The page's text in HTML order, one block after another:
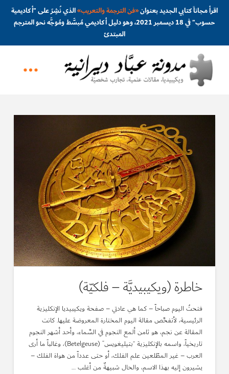
اقرأ مجاناً كتابي الجديد بعنوان«فن الترجمة والتعريب»الذي نُشِرَ على "أكاديمية
حسوب" في 18 ديسمبر 2021، وهو دليل أكاديمي مُبسَّط ومُوجَّه نحو المترجم
المبتدئ
خاطرة (ويكيبيديَّة – فلكيّة)
فتحتُ اليوم صباحاً – كما هي عادتي – صفحة ويكيبيديا الإنكليزية
الرئيسية، لأتفحَّص مقالة اليوم المختارة المعروضة عليها. كانت
المقالة عن نجم، هو ثامن ألمع النجوم في السَّماء، وأحد أشهر النجوم
تاريخياً، واسمه بالإنكليزية “بتيليغويس” (Betelgeuse)، وغالباً ما أرى
العرب – غير المطّلعين علم الفلك، أو حتى عدداً من هواة الفلك –
يشيرون إليه بهذا الاسم، والحال شبيهةٌ من أغلب …